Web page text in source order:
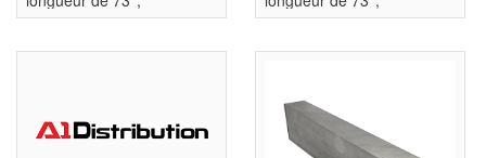
1.9mm+2.6mm, noir 2.3mm+3.0mm, Noir